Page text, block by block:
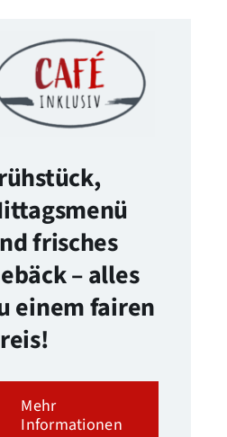
frisches
– alles
einem fairen
Mehr
Informationen